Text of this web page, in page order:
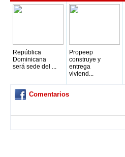
República
Dominicana
será sede del ...
Propeep
construye y
entrega
viviend...
Comentarios